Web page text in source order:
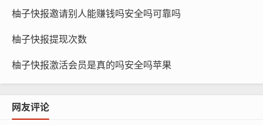
柚子快报邀请别人能赚钱吗安全吗可靠吗
柚子快报提现次数
柚子快报激活会员是真的吗安全吗苹果
网友评论